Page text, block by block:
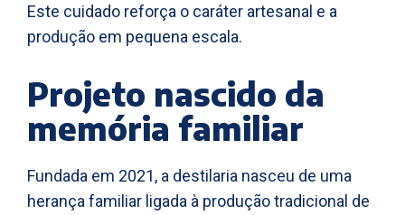
Este cuidado reforça o caráter artesanal e a
produção em pequena escala.
Projeto nascido da
memória familiar
Fundada em 2021, a destilaria nasceu de uma
herança familiar ligada à produção tradicional de